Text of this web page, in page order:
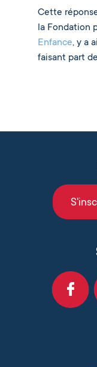
Cette
la Fondation
Enfance, y a
faisant part